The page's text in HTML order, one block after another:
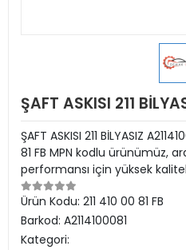
ŞAFT ASKISI 211
ŞAFT ASKISI 211 BİLYASIZ
81 FB MPN kodlu ürünümüz,
performansı için yüksek
Ürün Kodu: 211 410 00 81 FB
Barkod: A2114100081
Kategori: